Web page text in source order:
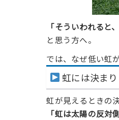
「そういわれると
と思う方へ。
では、なぜ低い虹
虹には決ま
虹が見えるときの
「虹は太陽の反対